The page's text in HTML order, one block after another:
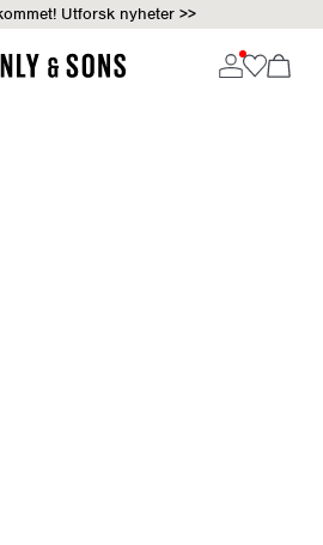
Utforsk nyheter >>